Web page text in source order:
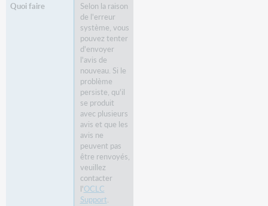
Selon la raison
de l'erreur
système, vous
pouvez tenter
d'envoyer
l'avis de
nouveau. Si le
problème
persiste, qu'il
se produit
avec plusieurs
avis et que les
avis ne
peuvent pas
être renvoyés,
veuillez
contacter
l'OCLC
Support.